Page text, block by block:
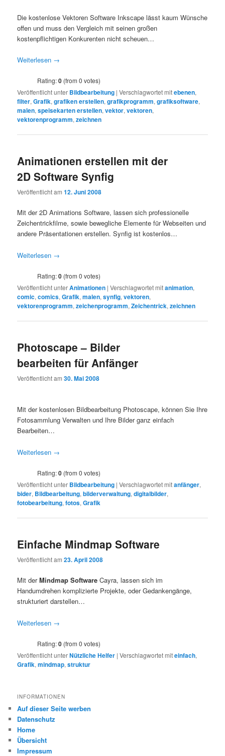
Die kostenlose Vektoren Software Inkscape lässt kaum Wünsche
offen und muss den Vergleich mit seinen großen
kostenpflichtigen Konkurenten nicht scheuen…
Weiterlesen →
Rating:0 (from 0 votes)
Veröffentlicht unter Bildbearbeitung |Verschlagwortet mitebenen,
filter,Grafik,grafiken erstellen,grafikprogramm,grafiksoftware,
malen,speisekarten erstellen,vektor,vektoren,
vektorenprogramm,zeichnen
Animationen erstellen mit der
2D Software Synfig
Veröffentlicht am12. Juni 2008
Mit der 2D Animations Software, lassen sich professionelle
Zeichentrickfilme, sowie bewegliche Elemente für Webseiten und
andere Präsentationen erstellen. Synfig ist kostenlos…
Weiterlesen →
Rating:0 (from 0 votes)
Veröffentlicht unterAnimationen |Verschlagwortet mitanimation,
comic,comics,Grafik,malen,synfig,vektoren,
vektorenprogramm,zeichenprogramm,Zeichentrick,zeichnen
Photoscape – Bilder
bearbeiten für Anfänger
Veröffentlicht am30. Mai 2008
Mit der kostenlosen Bildbearbeitung Photoscape, können Sie Ihre
Fotosammlung Verwalten und Ihre Bilder ganz einfach
Bearbeiten…
Weiterlesen →
Rating:0 (from 0 votes)
Veröffentlicht unter Bildbearbeitung |Verschlagwortet mitanfänger,
bider, Bildbearbeitung,bilderverwaltung,digitalbilder,
fotobearbeitung,fotos,Grafik
Einfache Mindmap Software
Veröffentlicht am23. April 2008
Mit derMindmap Software Cayra, lassen sich im
Handumdrehen komplizierte Projekte, oder Gedankengänge,
strukturiert darstellen…
Weiterlesen →
Rating:0 (from 0 votes)
Veröffentlicht unterNützliche Helfer |Verschlagwortet miteinfach,
Grafik,mindmap,struktur
INFORMATIONEN
Auf dieser Seite werben
Datenschutz
Home
Übersicht
Impressum